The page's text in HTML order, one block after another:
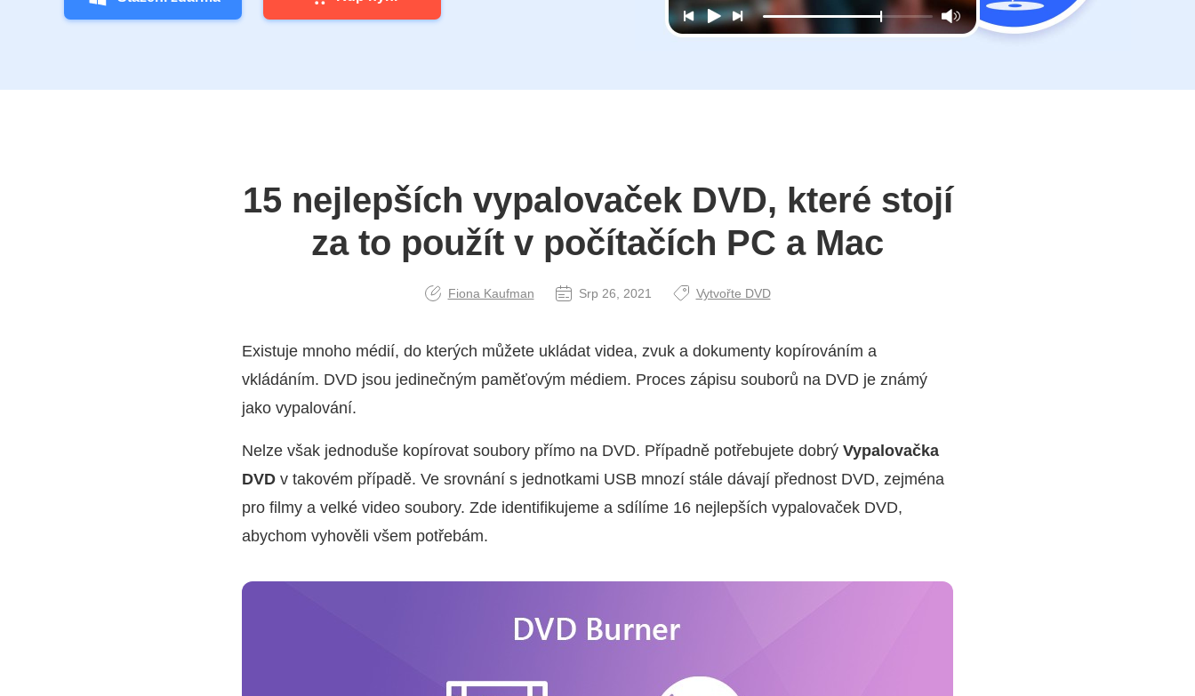
15 nejlepších vypalovaček DVD, které stojí
za to použít v počítačích PC a Mac
Fiona Kaufman Srp 26, 2021 Vytvořte DVD
Existuje mnoho médií, do kterých můžete ukládat videa, zvuk a dokumenty kopírováním a
vkládáním. DVD jsou jedinečným paměťovým médiem. Proces zápisu souborů na DVD je známý
jako vypalování.
Nelze však jednoduše kopírovat soubory přímo na DVD. Případně potřebujete dobrý Vypalovačka
DVD v takovém případě. Ve srovnání s jednotkami USB mnozí stále dávají přednost DVD, zejména
pro filmy a velké video soubory. Zde identifikujeme a sdílíme 16 nejlepších vypalovaček DVD,
abychom vyhověli všem potřebám.